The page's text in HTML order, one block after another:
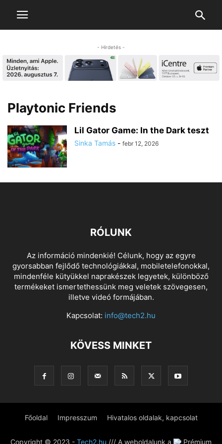
- Hirdetés -
Playtonic Friends
Lil Gator Game: In the Dark teszt
Sinka Tamás - febr 12, 2026
RÓLUNK
Az információ mindenkié! Célunk, hogy az egyre
gyorsabban fejlődő technológiákkal, mobiletelefonokkal,
mindenféle kütyükkel naprakészek legyetek, különböző
termékeket ismertethessünk meg veletek szövegesen,
illetve videó formájában.
Kapcsolat: info@tech2.hu
KÖVESS MINKET
Főoldal Impresszum Hivatalos oldalak, kapcsolat
Copyright © 2023 - Tech2.hu /// A weboldalunk a Prémium